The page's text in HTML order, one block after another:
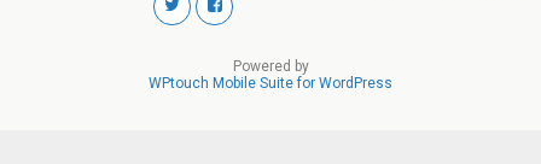
Powered by
WPtouch Mobile Suite for WordPress